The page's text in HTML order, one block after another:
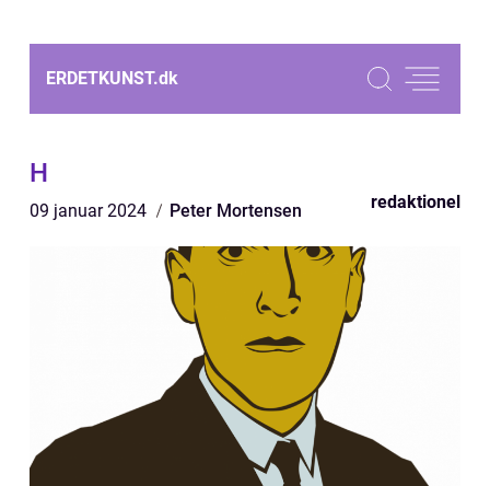
ERDETKUNST.dk
H
09 januar 2024 Peter Mortensen redaktionel